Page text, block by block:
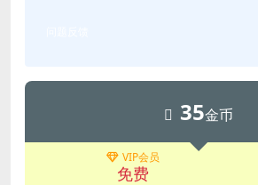
35金币
VIP会员
免费